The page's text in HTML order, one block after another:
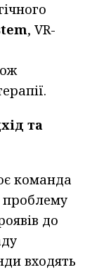
, VR-
та
команда
проблему
до
входять